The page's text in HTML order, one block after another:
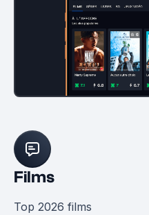
Films
Top 2026 films